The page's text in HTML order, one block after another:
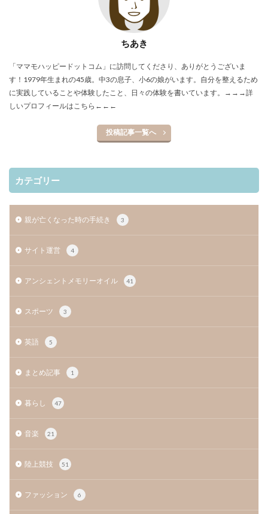
ちあき
「ママモハッピードットコム」に訪問してくださり、ありがとうございま
す！1979年生まれの45歳。中3の息子、小6の娘がいます。自分を整えるため
に実践していることや体験したこと、日々の体験を書いています。
→→→詳
しいプロフィールはこちら←←←
投稿記事一覧へ
カテゴリー
親が亡くなった時の手続き 3
サイト運営 4
アンシェントメモリーオイル 41
スポーツ 3
英語 5
まとめ記事 1
暮らし 47
音楽 21
陸上競技 51
ファッション 6